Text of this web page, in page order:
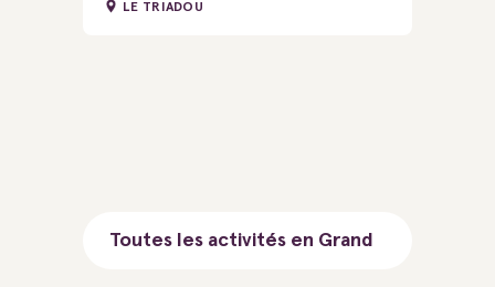
LE TRIADOU
Toutes les activités en Grand